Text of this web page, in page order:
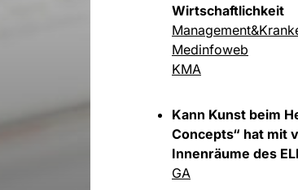
Wirtschaftlichkeit
Medinfoweb
KMA
Kann Kunst beim
Concepts“ hat mit
Innenräume des
GA